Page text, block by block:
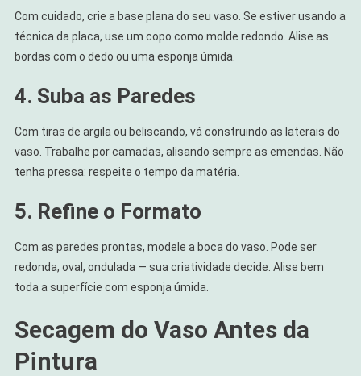
Com cuidado, crie a base plana do seu vaso. Se estiver usando a
técnica da placa, use um copo como molde redondo. Alise as
bordas com o dedo ou uma esponja úmida.
4. Suba as Paredes
Com tiras de argila ou beliscando, vá construindo as laterais do
vaso. Trabalhe por camadas, alisando sempre as emendas. Não
tenha pressa: respeite o tempo da matéria.
5. Refine o Formato
Com as paredes prontas, modele a boca do vaso. Pode ser
redonda, oval, ondulada — sua criatividade decide. Alise bem
toda a superfície com esponja úmida.
Secagem do Vaso Antes da
Pintura